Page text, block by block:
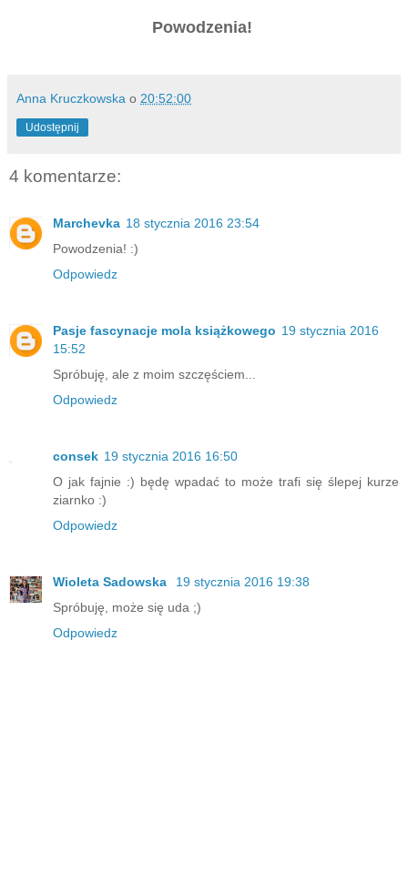
Powodzenia!
Anna Kruczkowska o 20:52:00
Udostępnij
4 komentarze:
Marchevka 18 stycznia 2016 23:54
Powodzenia! :)
Odpowiedz
Pasje fascynacje mola książkowego 19 stycznia 2016
15:52
Spróbuję, ale z moim szczęściem...
Odpowiedz
consek 19 stycznia 2016 16:50
O jak fajnie :) będę wpadać to może trafi się ślepej kurze
ziarnko :)
Odpowiedz
Wioleta Sadowska
19 stycznia 2016 19:38
Spróbuję, może się uda ;)
Odpowiedz